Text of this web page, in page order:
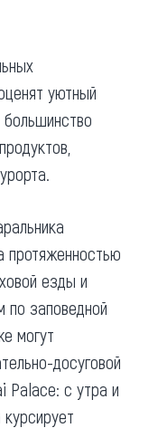
уютный
протяженностью
езды и
по заповедной
могут
досуговой
Palace: с утра и